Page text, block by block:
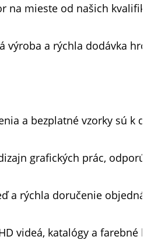
na mieste od našich
výroba a rýchla dodávka
a bezplatné vzorky sú k
grafických prác,
a rýchla doručenie
videá, katalógy a farebné